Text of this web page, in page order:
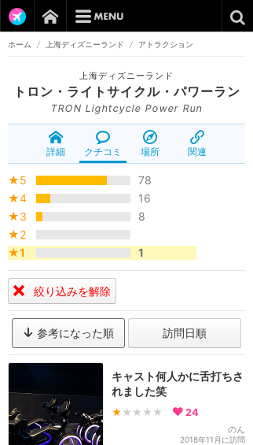
ホーム / 上海ディズニーランド / アトラクション
上海ディズニーランド
トロン・ライトサイクル・パワーラン
TRON Lightcycle Power Run
詳細 クチコミ 場所 関連
★5
78
★4
16
★3
8
★2
★1
1
絞り込みを解除
参考になった順 訪問日順
キャスト何人かに舌打ちさ
れました笑
★ ★★★★ 24
のん
2018年11月に訪問